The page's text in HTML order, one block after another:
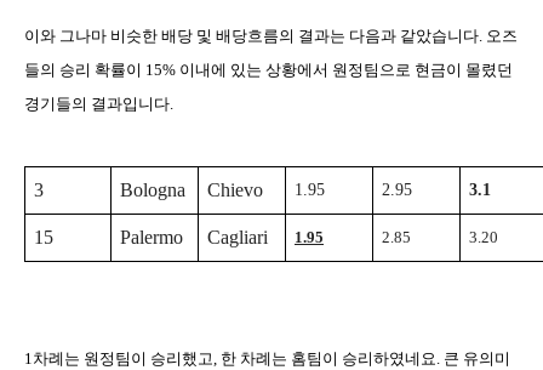
이와 그나마 비슷한 배당 및 배당흐름의 결과는 다음과 같았습니다. 오즈
들의 승리 확률이 15% 이내에 있는 상황에서 원정팀으로 현금이 몰렸던
경기들의 결과입니다.
3 Bologna Chievo 1.95 2.95 3.1
15 Palermo Cagliari 1.95 2.85 3.20
1차례는 원정팀이 승리했고, 한 차례는 홈팀이 승리하였네요. 큰 유의미